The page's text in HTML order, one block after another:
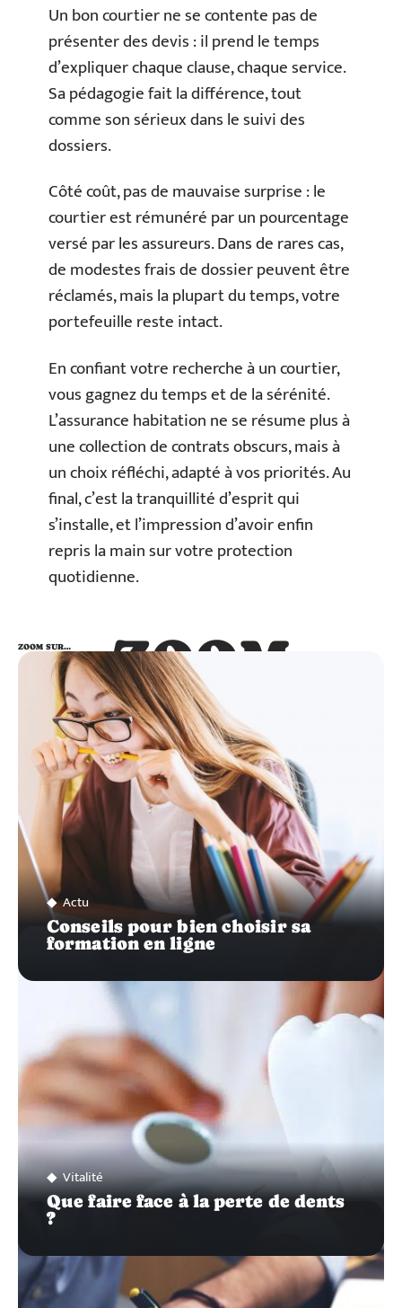
Un bon courtier ne se contente pas de
présenter des devis : il prend le temps
d’expliquer chaque clause, chaque service.
Sa pédagogie fait la différence, tout
comme son sérieux dans le suivi des
dossiers.
Côté coût, pas de mauvaise surprise : le
courtier est rémunéré par un pourcentage
versé par les assureurs. Dans de rares cas,
de modestes frais de dossier peuvent être
réclamés, mais la plupart du temps, votre
portefeuille reste intact.
En confiant votre recherche à un courtier,
vous gagnez du temps et de la sérénité.
L’assurance habitation ne se résume plus à
une collection de contrats obscurs, mais à
un choix réfléchi, adapté à vos priorités. Au
final, c’est la tranquillité d’esprit qui
s’installe, et l’impression d’avoir enfin
repris la main sur votre protection
quotidienne.
ZOOM
SUR…
ZOOM SUR…
Actu
Conseils pour bien choisir sa
formation en ligne
Vitalité
Que faire face à la perte de dents
?